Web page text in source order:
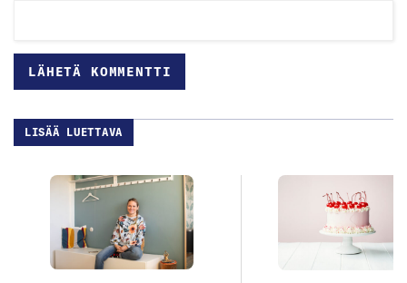
LISÄÄ LUETTAVA